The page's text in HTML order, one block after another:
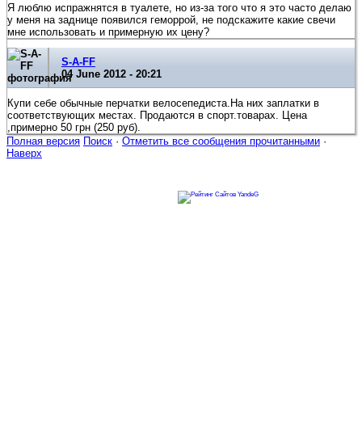
Я люблю испражнятся в туалете, но из-за того что я это часто делаю
у меня на заднице появился геморрой, не подскажите какие свечи
мне использовать и примерную их цену?
S-A-FF
04 June 2012 - 20:21
Купи себе обычные перчатки велосепедиста.На них заплатки в
соответствующих местах. Продаются в спорт.товарах. Цена
,примерно 50 грн (250 руб).
Полная версия Поиск · Отметить все сообщения прочитанными ·
Наверх